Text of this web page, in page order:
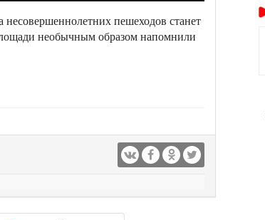
пешеходов станет
необычным образом напомнили